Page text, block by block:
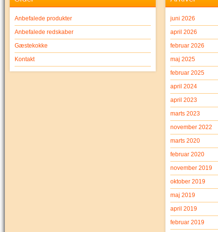
Anbefalede produkter
Anbefalede redskaber
Gæstekokke
Kontakt
juni 2026
april 2026
februar 2026
maj 2025
februar 2025
april 2024
april 2023
marts 2023
november 2022
marts 2020
februar 2020
november 2019
oktober 2019
maj 2019
april 2019
februar 2019